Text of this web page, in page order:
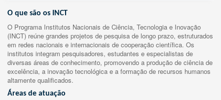
O que são os INCT
O Programa Institutos Nacionais de Ciência, Tecnologia e Inovação
(INCT) reúne grandes projetos de pesquisa de longo prazo, estruturados
em redes nacionais e internacionais de cooperação científica. Os
institutos integram pesquisadores, estudantes e especialistas de
diversas áreas de conhecimento, promovendo a produção de ciência de
excelência, a inovação tecnológica e a formação de recursos humanos
altamente qualificados.
Áreas de atuação